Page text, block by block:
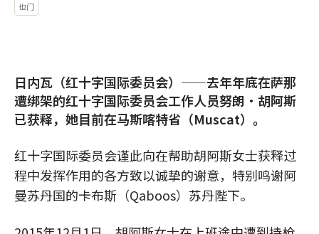
也门
日内瓦（红十字国际委员会）——去年年底在萨那
遭绑架的红十字国际委员会工作人员努朗·胡阿斯
已获释，她目前在马斯喀特省（Muscat）。
红十字国际委员会谨此向在帮助胡阿斯女士获释过
程中发挥作用的各方致以诚挚的谢意，特别鸣谢阿
曼苏丹国的卡布斯（Qaboos）苏丹陛下。